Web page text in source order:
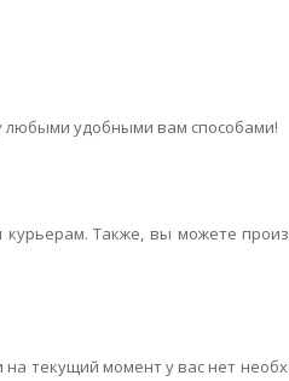
любыми удобными вам способами!
Также, вы можете
на текущий момент у вас нет